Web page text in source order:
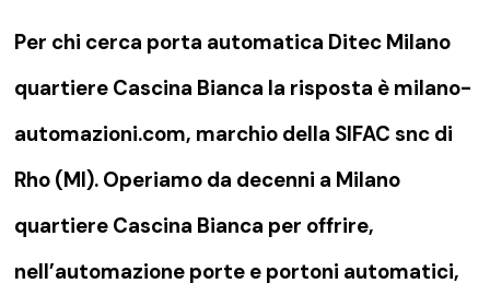
Per chi cerca porta automatica Ditec Milano
quartiere Cascina Bianca la risposta è milano-
automazioni.com, marchio della SIFAC snc di
Rho (MI). Operiamo da decenni a Milano
quartiere Cascina Bianca per offrire,
nell’automazione porte e portoni automatici,